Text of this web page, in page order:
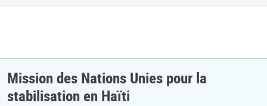
Mission des Nations Unies pour la
stabilisation en Haïti